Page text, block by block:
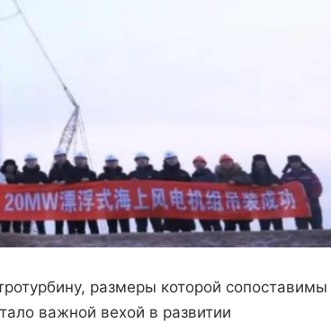
размеры которой сопоставимы
важной вехой в развитии